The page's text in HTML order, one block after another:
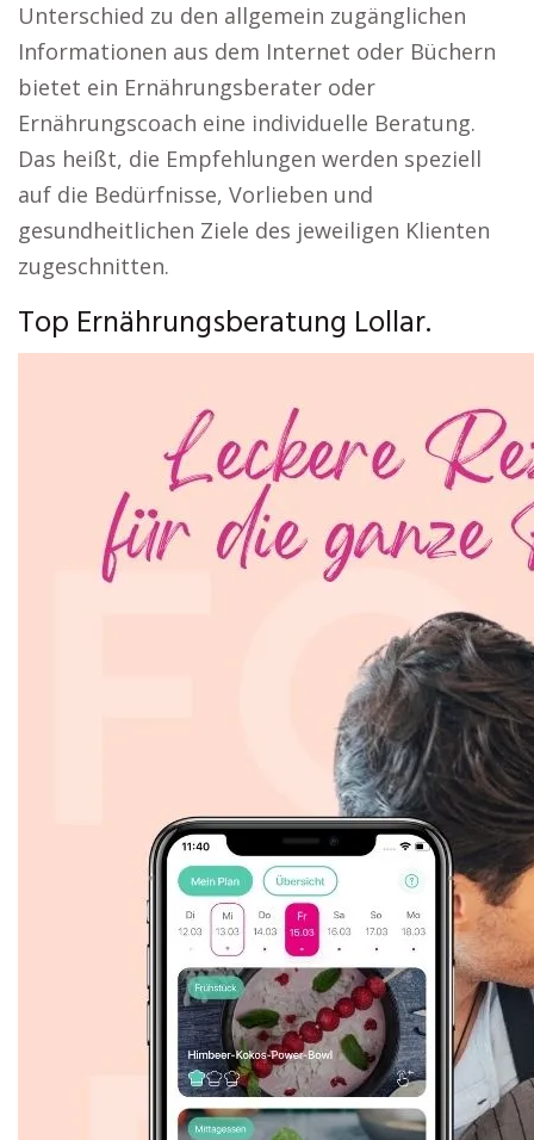
Unterschied zu den allgemein zugänglichen
Informationen aus dem Internet oder Büchern
bietet ein Ernährungsberater oder
Ernährungscoach eine individuelle Beratung.
Das heißt, die Empfehlungen werden speziell
auf die Bedürfnisse, Vorlieben und
gesundheitlichen Ziele des jeweiligen Klienten
zugeschnitten.
Top Ernährungsberatung Lollar.